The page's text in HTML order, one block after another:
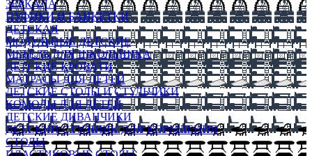
ЗЕРКАЛА
ПУФИКИ И БАНКЕТКИ
ДЕТСКАЯ
МОДУЛЬНЫЕ ДЕТСКИЕ
МЕБЕЛЬ ДЛЯ ШКОЛЬНИКА
ДЕТСКИЕ КРОВАТИ
МАТРАСЫ ДЛЯ ДЕТЕЙ
ДЕТСКИЕ СТОЛЫ И СТУЛЬЧИКИ
КОМОДЫ ДЛЯ ДЕТЕЙ
ДЕТСКИЕ ДИВАНЧИКИ
ДЕТСКИЙ СТУЛЬЧИК ДЛЯ КОРМЛЕНИЯ
СТОЛЫ